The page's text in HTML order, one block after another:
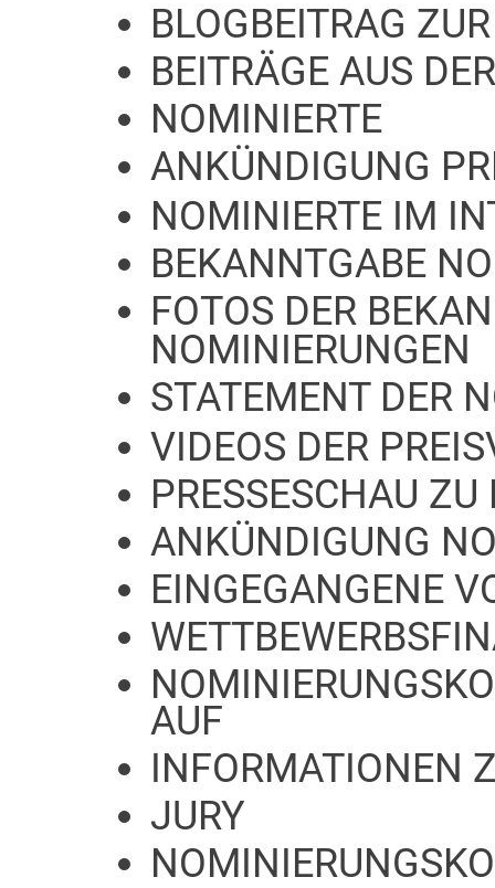
BLOGBEITRAG
BEITRÄGE AUS
NOMINIERTE
ANKÜNDIGUNG
NOMINIERTE IM
BEKANNTGABE
FOTOS DER
NOMINIERUNGEN
STATEMENT DER
VIDEOS DER
PRESSESCHAU
ANKÜNDIGUNG
EINGEGANGENE
AUF
INFORMATIONEN
JURY